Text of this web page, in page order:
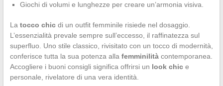
Giochi di volumi e lunghezze per creare un’armonia visiva.
La tocco chicdi un outfit femminile risiede nel dosaggio.
L’essenzialità prevale sempre sull’eccesso, il raffinatezza sul
superfluo. Uno stile classico, rivisitato con un tocco di modernità,
conferisce tutta la sua potenza alla femminilitàcontemporanea.
Accogliere i buoni consigli significa offrirsi un look chice
personale, rivelatore di una vera identità.